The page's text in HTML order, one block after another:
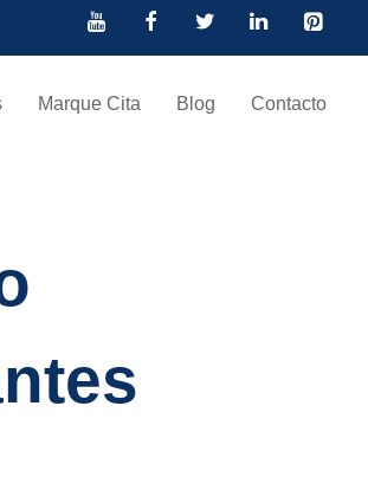
Marque Cita Blog Contacto